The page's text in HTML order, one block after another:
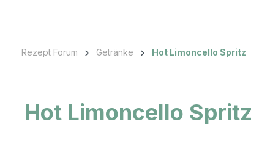
Rezept Forum Getränke Hot Limoncello Spritz
Hot Limoncello Spritz